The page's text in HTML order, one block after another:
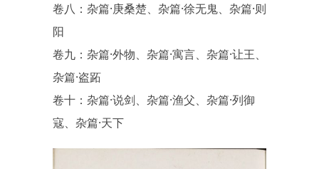
卷八：杂篇·庚桑楚、杂篇·徐无鬼、杂篇·则
阳
卷九：杂篇·外物、杂篇·寓言、杂篇·让王、
杂篇·盗跖
卷十：杂篇·说剑、杂篇·渔父、杂篇·列御
寇、杂篇·天下